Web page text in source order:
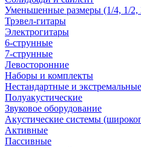
Уменьшенные размеры (1/4, 1/2,
Трэвел-гитары
Электрогитары
6-струнные
7-струнные
Левосторонние
Наборы и комплекты
Нестандартные и
Полуакустические
Звуковое оборудование
Акустические системы
Активные
Пассивные